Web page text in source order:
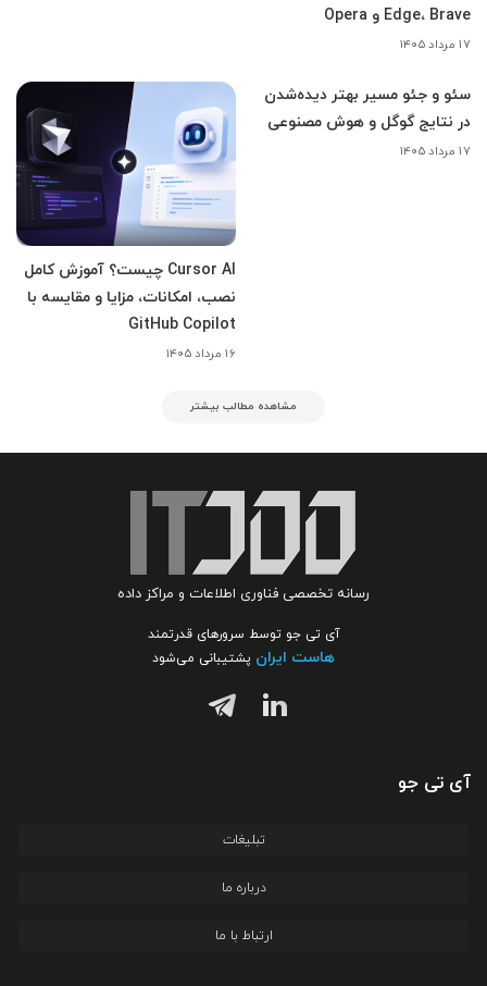
Edge، Brave و Opera
۱۷ مرداد ۱۴۰۵
سئو و جئو مسیر بهتر دیده‌شدن
در نتایج گوگل و هوش مصنوعی
۱۷ مرداد ۱۴۰۵
Cursor AI چیست؟ آموزش کامل
نصب، امکانات، مزایا و مقایسه با
GitHub Copilot
۱۶ مرداد ۱۴۰۵
مشاهده مطالب بیشتر
رسانه تخصصی فناوری اطلاعات و مراکز داده
آی تی جو توسط سرورهای قدرتمند
هاست ایران پشتیبانی می‌شود
آی تی جو
تبلیغات
درباره ما
ارتباط با ما